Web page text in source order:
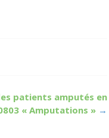
patients amputés en
0803 « Amputations » →